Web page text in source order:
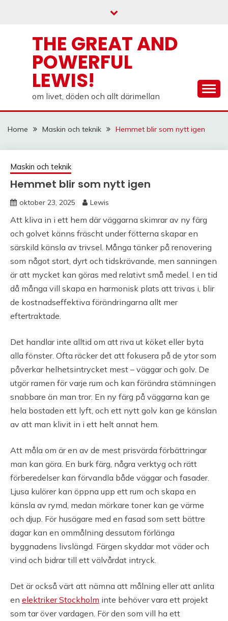
THE GREAT AND
POWERFUL
LEWIS!
om livet, döden och allt därimellan
Home Maskin och teknik Hemmet blir som nytt igen
Maskin och teknik
Hemmet blir som nytt igen
oktober 23, 2025 Lewis
Att kliva in i ett hem där väggarna skimrar av ny färg
och golvet känns fräscht under fötterna skapar en
särskild känsla av trivsel. Många tänker på renovering
som något stort, dyrt och tidskrävande, men sanningen
är att mycket kan göras med relativt små medel. I en tid
då många vill skapa en harmonisk plats att trivas i, blir
de kostnadseffektiva förändringarna allt mer
eftertraktade.
Det handlar inte alltid om att riva ut köket eller byta
alla fönster. Ofta räcker det att fokusera på de ytor som
påverkar helhetsintrycket mest – väggar och golv. De
utgör ramen för varje rum och kan förändra stämningen
snabbare än man tror. En ny färg på väggarna kan ge
hela bostaden ett lyft, och ett nytt golv kan ge känslan
av att man klivit in i ett helt annat hem.
Att måla om är en av de mest prisvärda förbättringar
man kan göra. En burk färg, några verktyg och rätt
förberedelser kan förvandla både väggar och fasader.
Ljusa kulörer kan öppna upp ett rum och skapa en
känsla av rymd, medan mörkare toner kan ge värme
och djup. För husägare med en fasad som sett bättre
dagar kan en ommålning dessutom förlänga
byggnadens livslängd. Färgen skyddar mot väder och
vind och bidrar till ett välvårdat intryck.
Det är också värt att nämna att målning eller att anlita
en elektriker Stockholm inte behöver vara ett projekt
som tar över vardagen. För den som vill ha ett